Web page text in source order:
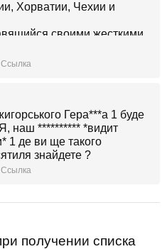
Хорватии, Чехии и
своими жесткими
и ветвях власти,
Радио Китая (
специалист Китайской
собственного
Ссылка
Гера***а 1 буде
********** *видит
1 де ви ще такого
знайдете ?
Ссылка
получении списка